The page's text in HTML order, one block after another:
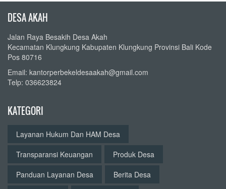
DESA AKAH
Jalan Raya Besakih Desa Akah
Kecamatan Klungkung Kabupaten Klungkung Provinsi Bali Kode
Pos 80716
Email: kantorperbekeldesaakah@gmail.com
Telp: 036623824
KATEGORI
Layanan Hukum Dan HAM Desa
Transparansi Keuangan
Produk Desa
Panduan Layanan Desa
Berita Desa